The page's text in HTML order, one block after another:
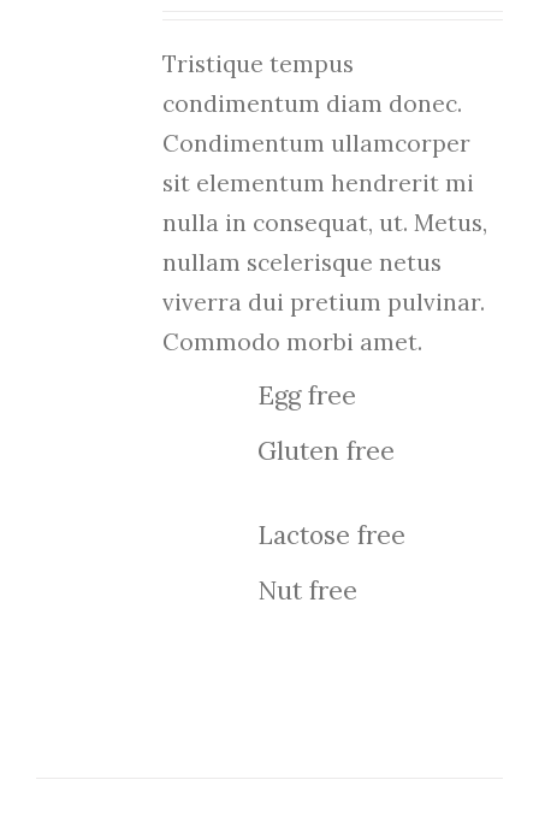
Tristique tempus
condimentum diam donec.
Condimentum ullamcorper
sit elementum hendrerit mi
nulla in consequat, ut. Metus,
nullam scelerisque netus
viverra dui pretium pulvinar.
Commodo morbi amet.
Egg free
Gluten free
Lactose free
Nut free